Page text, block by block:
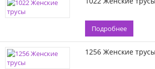
Подробнее
1256 Женские трусы